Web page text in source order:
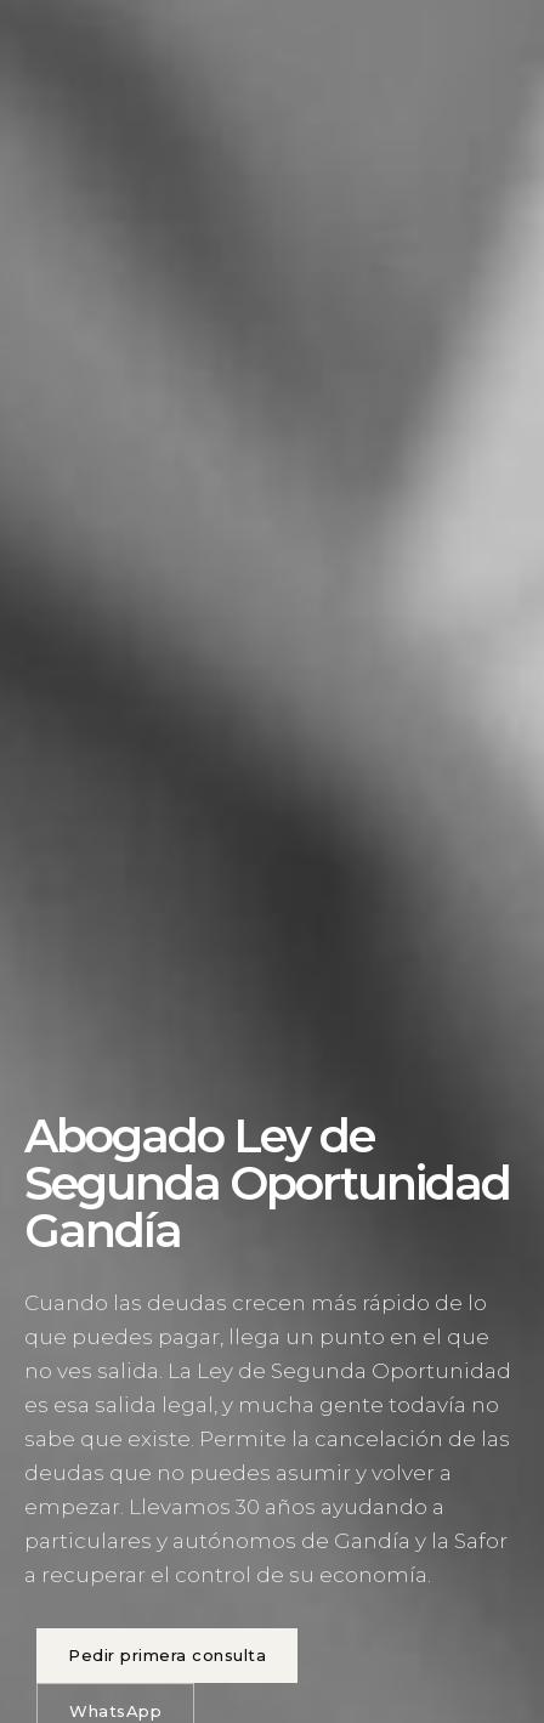
Abogado Ley de
Segunda Oportunidad
Gandía
Cuando las deudas crecen más rápido de lo
que puedes pagar, llega un punto en el que
no ves salida. La Ley de Segunda Oportunidad
es esa salida legal, y mucha gente todavía no
sabe que existe. Permite la cancelación de las
deudas que no puedes asumir y volver a
empezar. Llevamos 30 años ayudando a
particulares y autónomos de Gandía y la Safor
a recuperar el control de su economía.
Pedir primera consulta
WhatsApp